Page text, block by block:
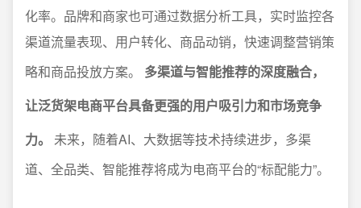
化率。品牌和商家也可通过数据分析工具，实时监控各
渠道流量表现、用户转化、商品动销，快速调整营销策
略和商品投放方案。 多渠道与智能推荐的深度融合，
让泛货架电商平台具备更强的用户吸引力和市场竞争
力。
未来，随着AI、大数据等技术持续进步，多渠
道、全品类、智能推荐将成为电商平台的“标配能力”。